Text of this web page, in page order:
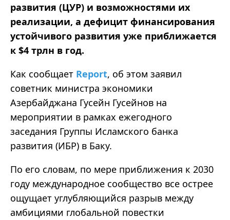
развития (ЦУР) и возможностями их
реализации, а дефицит финансирования
устойчивого развития уже приближается
к $4 трлн в год.
Как сообщает Report, об этом заявил
советник министра экономики
Азербайджана Гусейн Гусейнов на
мероприятии в рамках ежегодного
заседания Группы Исламского банка
развития (ИБР) в Баку.
По его словам, по мере приближения к 2030
году международное сообщество все острее
ощущает углубляющийся разрыв между
амбициями глобальной повестки